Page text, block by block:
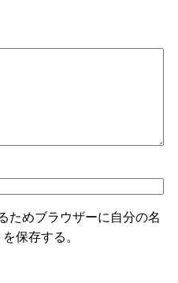
ためブラウザーに自分の名
保存する。